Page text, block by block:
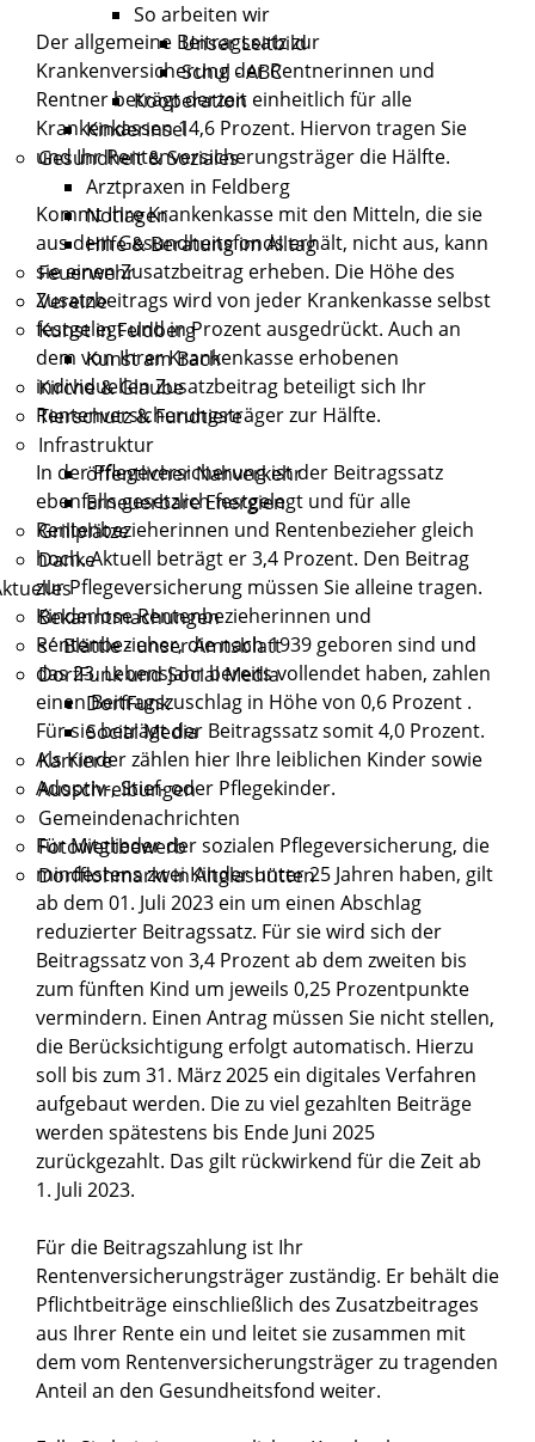
So arbeiten wir
Unser Leitbild
Schul - ABC
Kooperation
Kinderinsel
Gesundheit & Soziales
Arztpraxen in Feldberg
Notlagen
Hilfe & Beratung im Alltag
Feuerwehr
Vereine
Kunst in Feldberg
Kunst am Bach
Kirche & Glaube
Tierschutz & Fundtiere
Infrastruktur
öffentlicher Nahverkehr
Erneuerbare Energien
Grillplätze
Danke
Bekanntmachungen
s´ Blättle - unser Amtsblatt
DorfFunk und Social Media
DorfFunk
Social Media
Karriere
Ausschreibungen
Gemeindenachrichten
Fotowettbewerb
Dorfflohmarkt in Altglashütten
Der allgemeine Beitragssatz zur
Krankenversicherung der Rentnerinnen und
Rentner beträgt derzeit einheitlich für alle
Krankenkassen 14,6 Prozent. Hiervon tragen Sie
und Ihr Rentenversicherungsträger die Hälfte.
Kommt Ihre Krankenkasse mit den Mitteln, die sie
aus dem Gesundheitsfonds erhält, nicht aus, kann
sie einen Zusatzbeitrag erheben. Die Höhe des
Zusatzbeitrags wird von jeder Krankenkasse selbst
festgelegt und in Prozent ausgedrückt. Auch an
dem von Ihrer Krankenkasse erhobenen
individuellen Zusatzbeitrag beteiligt sich Ihr
Rentenversicherungsträger zur Hälfte.
In der Pflegeversicherung ist der Beitragssatz
ebenfalls gesetzlich festgelegt und für alle
Rentenbezieherinnen und Rentenbezieher gleich
hoch. Aktuell beträgt er 3,4 Prozent. Den Beitrag
zur Pflegeversicherung müssen Sie alleine tragen.
Kinderlose Rentenbezieherinnen und
Rentenbezieher, die nach 1939 geboren sind und
das 23. Lebensjahr bereits vollendet haben, zahlen
einen Beitragszuschlag in Höhe von 0,6 Prozent .
Für sie beträgt der Beitragssatz somit 4,0 Prozent.
Als Kinder zählen hier Ihre leiblichen Kinder sowie
Adoptiv-, Stief- oder Pflegekinder.
Für Mitglieder der sozialen Pflegeversicherung, die
mindestens zwei Kinder unter 25 Jahren haben, gilt
ab dem 01. Juli 2023 ein um einen Abschlag
reduzierter Beitragssatz. Für sie wird sich der
Beitragssatz von 3,4 Prozent ab dem zweiten bis
zum fünften Kind um jeweils 0,25 Prozentpunkte
vermindern. Einen Antrag müssen Sie nicht stellen,
die Berücksichtigung erfolgt automatisch. Hierzu
soll bis zum 31. März 2025 ein digitales Verfahren
aufgebaut werden. Die zu viel gezahlten Beiträge
werden spätestens bis Ende Juni 2025
zurückgezahlt. Das gilt rückwirkend für die Zeit ab
1. Juli 2023.
Für die Beitragszahlung ist Ihr
Rentenversicherungsträger zuständig. Er behält die
Pflichtbeiträge einschließlich des Zusatzbeitrages
aus Ihrer Rente ein und leitet sie zusammen mit
dem vom Rentenversicherungsträger zu tragenden
Anteil an den Gesundheitsfond weiter.